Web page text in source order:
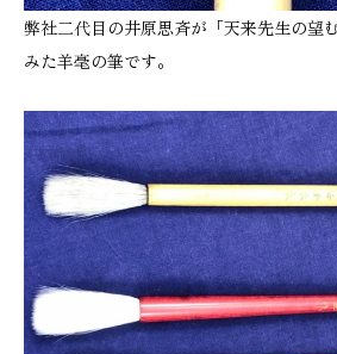
弊社二代目の井原思斉が「天来先生の望
みた羊毫の筆です。